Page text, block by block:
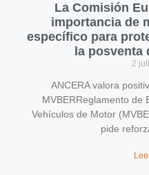
La Comisión
importancia de
específico para
la posventa
2
ANCERA valora
MVBERReglamento de
Vehículos de Motor
pide